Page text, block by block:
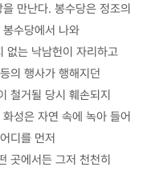
만난다. 봉수당은 정조의
수당에서 나와
없는 낙남헌이 자리하고
의 행사가 행해지던
철거될 당시 훼손되지
성은 자연 속에 녹아 들어
디를 먼저
곳에서든 그저 천천히